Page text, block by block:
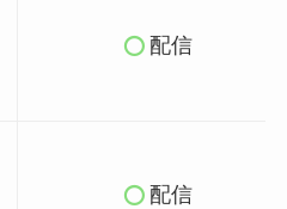
配信
配信